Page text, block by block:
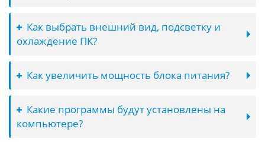
Как выбрать внешний вид, подсветку и
охлаждение ПК?
Как увеличить мощность блока питания?
Какие программы будут установлены на
компьютере?